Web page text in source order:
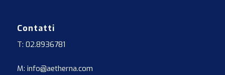
Contatti
T: 02.8936781
M: info@aetherna.com